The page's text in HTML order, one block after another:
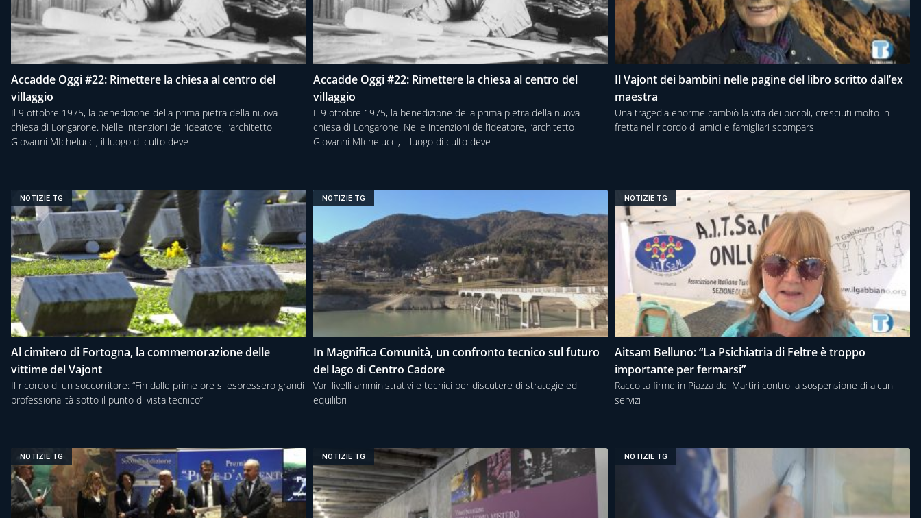
Accadde Oggi #22: Rimettere la chiesa al centro del
villaggio
Il 9 ottobre 1975, la benedizione della prima pietra della nuova
chiesa di Longarone. Nelle intenzioni dell’ideatore, l’architetto
Giovanni MIchelucci, il luogo di culto deve
Accadde Oggi #22: Rimettere la chiesa al centro del
villaggio
Il 9 ottobre 1975, la benedizione della prima pietra della nuova
chiesa di Longarone. Nelle intenzioni dell’ideatore, l’architetto
Giovanni MIchelucci, il luogo di culto deve
Il Vajont dei bambini nelle pagine del libro scritto dall’ex
maestra
Una tragedia enorme cambiò la vita dei piccoli, cresciuti molto in
fretta nel ricordo di amici e famigliari scomparsi
NOTIZIE TG
Al cimitero di Fortogna, la commemorazione delle
vittime del Vajont
Il ricordo di un soccorritore: “Fin dalle prime ore si espressero grandi
professionalità sotto il punto di vista tecnico”
NOTIZIE TG
In Magnifica Comunità, un confronto tecnico sul futuro
del lago di Centro Cadore
Vari livelli amministrativi e tecnici per discutere di strategie ed
equilibri
NOTIZIE TG
Aitsam Belluno: “La Psichiatria di Feltre è troppo
importante per fermarsi”
Raccolta firme in Piazza dei Martiri contro la sospensione di alcuni
servizi
NOTIZIE TG NOTIZIE TG NOTIZIE TG